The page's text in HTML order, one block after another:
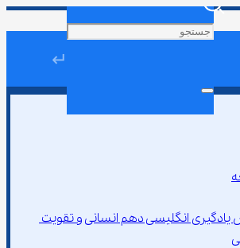
↵
یادگیری انگلیسی دهم انسانی و تقویت